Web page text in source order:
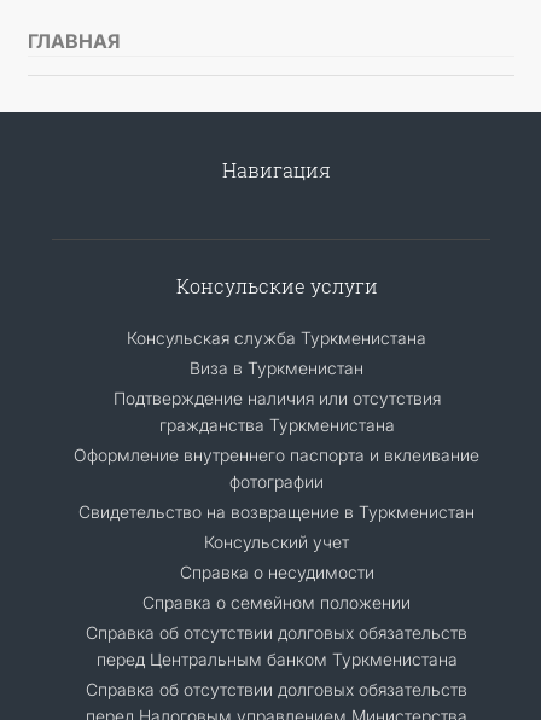
ГЛАВНАЯ
Навигация
Консульские услуги
Консульская служба Туркменистана
Виза в Туркменистан
Подтверждение наличия или отсутствия
гражданства Туркменистана
Оформление внутреннего паспорта и вклеивание
фотографии
Свидетельство на возвращение в Туркменистан
Консульский учет
Справка о несудимости
Справка о семейном положении
Cправка об отсутствии долговых обязательств
перед Центральным банком Туркменистана
Справка об отсутствии долговых обязательств
перед Налоговым управлением Министерства